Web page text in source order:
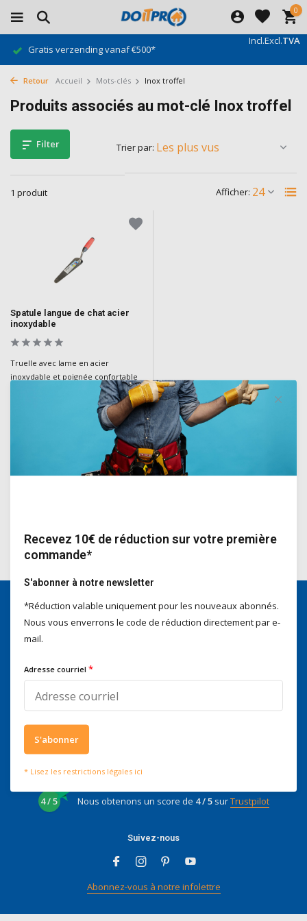
0
Incl.Excl.TVA
Gratis verzending vanaf €500*
Retour Accueil Mots-clés Inox troffel
Produits associés au mot-clé Inox troffel
Filter
1 produit Afficher:
Trier par:
Spatule langue de chat acier
inoxydable
Truelle avec lame en acier
inoxydable et poignée confortable
à prise souple. Sa forme compacte
lui confère une excellente
flexibilité et une grande durabilité
pour les travaux de plâtrerie et de
€11,70
Nous serons heureux d'aider
Ce que disent nos clients
4 / 5 Nous obtenons un score de 4 / 5surTrustpilot
Suivez-nous
Abonnez-vous à notre infolettre
Recevez 10€ de réduction sur votre première
commande*
S'abonner à notre newsletter
*Réduction valable uniquement pour les nouveaux abonnés.
Nous vous enverrons le code de réduction directement par e-
mail.
Adresse courriel *
S'abonner
* Lisez les restrictions légales ici